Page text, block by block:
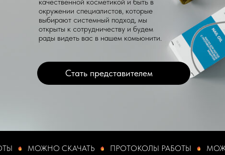
окружении специалистов, которые
выбирают системный подход, мы
открыты к сотрудничеству и будем
рады видеть вас в нашем комьюнити.
Стать представителем
МОЖНО СКАЧАТЬ ПРОТОКОЛЫ РАБОТЫ МОЖНО